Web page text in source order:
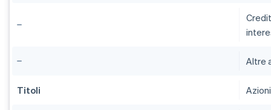
Altre
Titoli